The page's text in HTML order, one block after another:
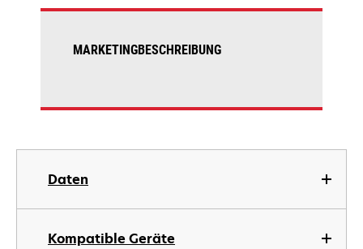
Daten
Kompatible Geräte
MARKETINGBESCHREIBUNG